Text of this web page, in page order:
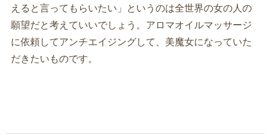
えると言ってもらいたい」というのは全世界の女の人の
願望だと考えていいでしょう。アロマオイルマッサージ
に依頼してアンチエイジングして、美魔女になっていた
だきたいものです。